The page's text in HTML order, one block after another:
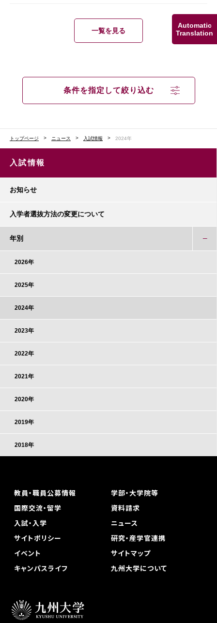
Automatic
Translation
一覧を見る
条件を指定して絞り込む
トップページ ニュース 入試情報 2024年
入試情報
お知らせ
入学者選抜方法の変更について
年別
2026年
2025年
2024年
2023年
2022年
2021年
2020年
2019年
2018年
教員・職員公募情報
学部・大学院等
国際交流・留学
資料請求
入試・入学
ニュース
サイトポリシー
研究・産学官連携
イベント
サイトマップ
キャンパスライフ
九州大学について